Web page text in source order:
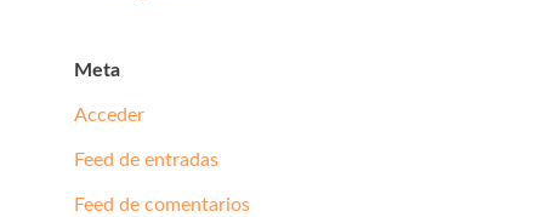
Meta
Acceder
Feed de entradas
Feed de comentarios